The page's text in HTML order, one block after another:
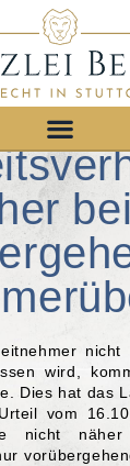
nicht
wird,
Dies hat das
vom
nicht näher